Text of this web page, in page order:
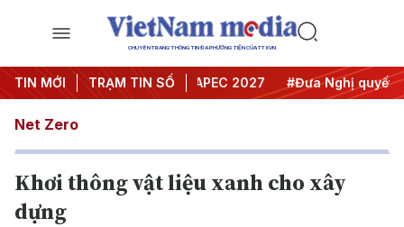
CHUYÊN TRANG THÔNG TIN ĐA PHƯƠNG TIỆN CỦA TTXVN
TIN MỚI TRẠM TIN SỐ
nghị Trung ương 3 #APEC 2027 #Đưa Nghị quyết
Net Zero
Khơi thông vật liệu xanh cho xây
dựng